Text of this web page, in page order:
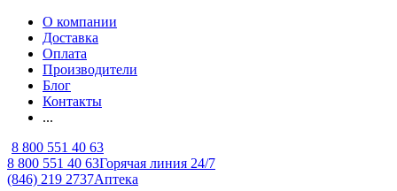
О компании
Доставка
Оплата
Производители
Блог
Контакты
...
8 800 551 40 63
8 800 551 40 63Горячая линия 24/7
(846) 219 2737Аптека